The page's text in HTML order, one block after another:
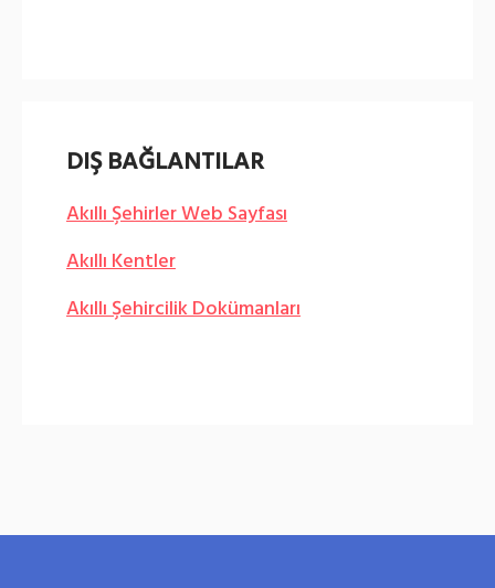
DIŞ BAĞLANTILAR
Akıllı Şehirler Web Sayfası
Akıllı Kentler
Akıllı Şehircilik Dokümanları